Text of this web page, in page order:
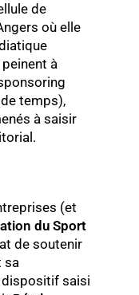
de
où elle
à
temps),
à saisir
(et
du Sport
de soutenir
sa
dispositif saisi